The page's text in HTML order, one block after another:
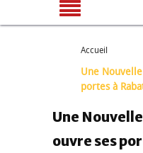
Accueil
Une
portes à
Une
ouvre ses